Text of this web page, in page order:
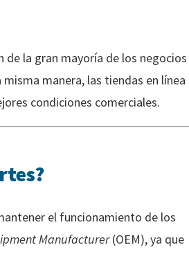
de la gran mayoría de los negocios
manera, las tiendas en línea
condiciones comerciales.
el funcionamiento de los
Manufacturer(OEM), ya que